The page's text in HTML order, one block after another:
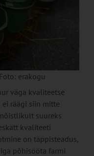
erakogu
väga kvaliteetse
ei räägi siin mitte
suureks
kvaliteeti
on täppisteadus,
põhisööta farmi